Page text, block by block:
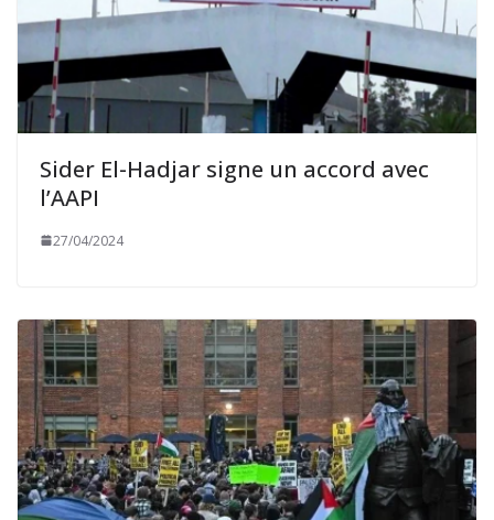
Sider El-Hadjar signe un accord avec
l’AAPI
27/04/2024